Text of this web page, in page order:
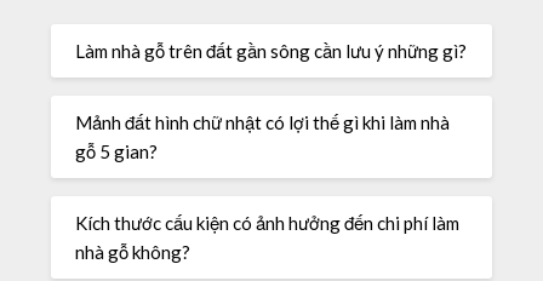
Làm nhà gỗ trên đất gần sông cần lưu ý những gì?
Mảnh đất hình chữ nhật có lợi thế gì khi làm nhà
gỗ 5 gian?
Kích thước cấu kiện có ảnh hưởng đến chi phí làm
nhà gỗ không?